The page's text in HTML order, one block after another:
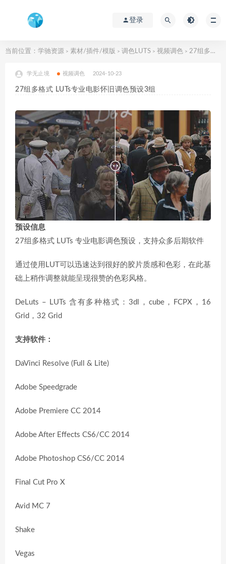
登录
当前位置： 学驰资源 > 素材/插件/模版 > 调色LUTS > 视频调色 > 27组多格式 LUTs专业电影怀旧调色预设3组
学无止境 视频调色 2024-10-23
27组多格式 LUTs专业电影怀旧调色预设3组
预设信息
27组多格式 LUTs 专业电影调色预设，支持众多后期软件
通过使用LUT可以迅速达到很好的胶片质感和色彩，在此基
础上稍作调整就能呈现很赞的色彩风格。
DeLuts – LUTs 含有多种格式：3dl，cube，FCPX，16
Grid，32 Grid
支持软件：
DaVinci Resolve (Full & Lite)
Adobe Speedgrade
Adobe Premiere CC 2014
Adobe After Effects CS6/CC 2014
Adobe Photoshop CS6/CC 2014
Final Cut Pro X
Avid MC 7
Shake
Vegas